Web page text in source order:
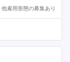
他雇用形態の募集あり